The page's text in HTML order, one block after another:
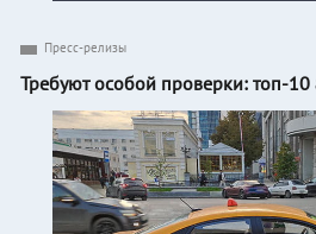
Пресс-релизы
Требуют особой проверки: топ-10